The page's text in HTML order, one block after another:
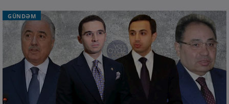
GÜNDƏM